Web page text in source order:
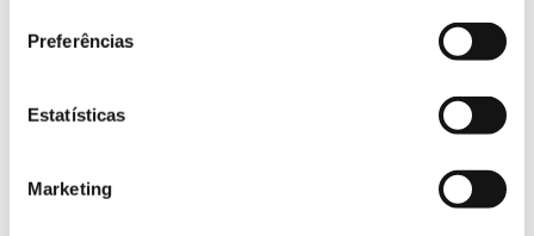
Preferências
Estatísticas
Marketing
Florestas.pt conta ainda com o contributo de
técnica e na coautoria de artigos como na criação
das sessões vídeo da sua Academia.
ampliar também com o estabelecimento de parcerias